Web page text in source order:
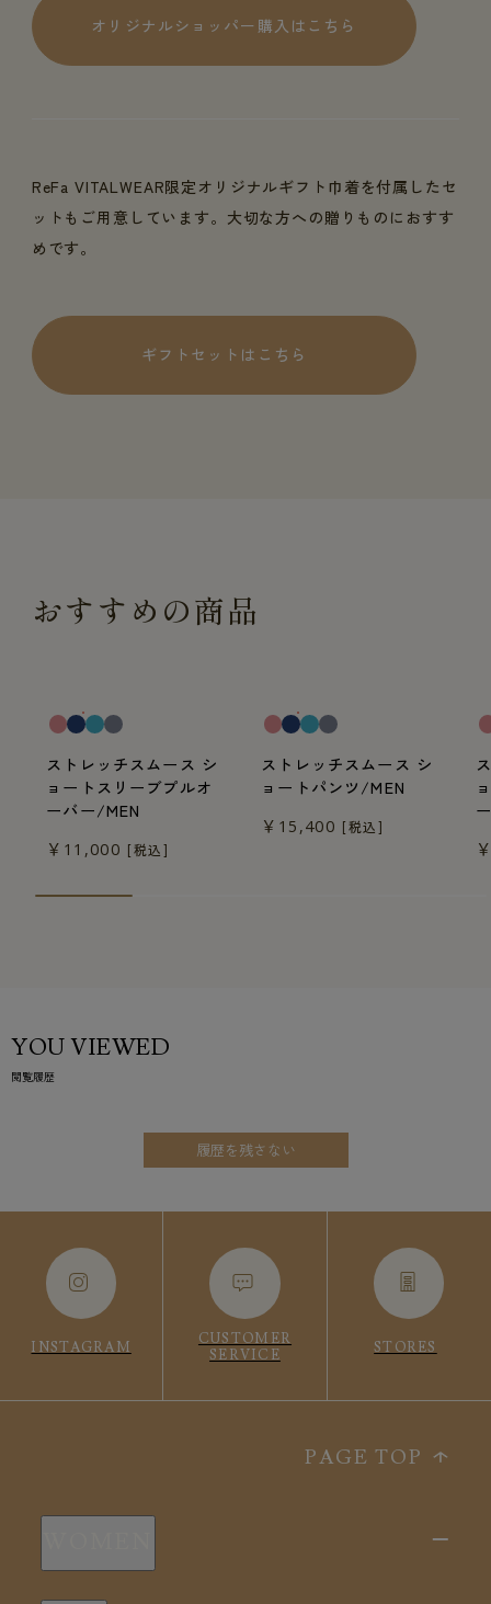
オリジナルショッパー購入はこちら
ReFa VITALWEAR限定オリジナルギフト巾着を付属したセ
ットもご用意しています。大切な方への贈りものにおすす
めです。
ギフトセットはこちら
おすすめの商品
ストレッチスムース シ
ョートスリーブプルオ
ーバー/MEN
￥11,000 [税込]
ストレッチスムース シ
ョートパンツ/MEN
￥15,400 [税込]
YOU VIEWED
閲覧履歴
履歴を残さない
INSTAGRAM
CUSTOMER
SERVICE
STORES
PAGE TOP
新商品